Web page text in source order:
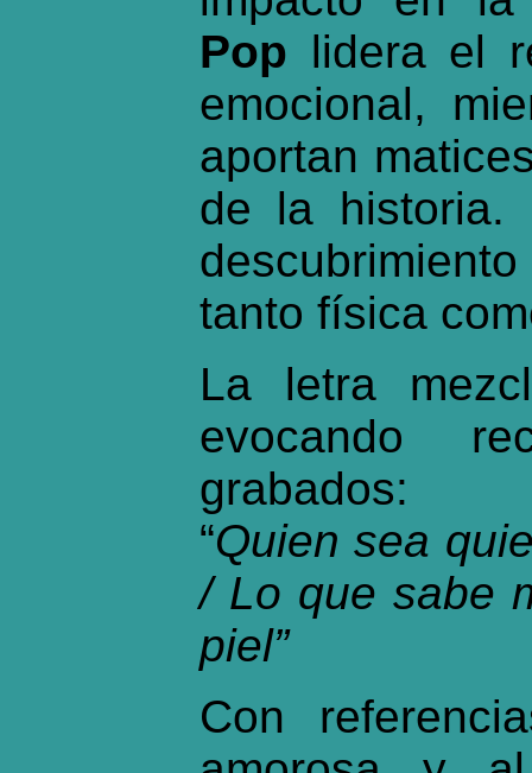
Pop lidera el
emocional,
aportan
de la historia.
tanto física
La letra
evocando
grabados:
“Quien sea
/ Lo que sabe
piel”
Con